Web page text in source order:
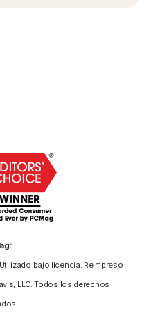
bajo licencia. Reimpreso
LLC. Todos los derechos